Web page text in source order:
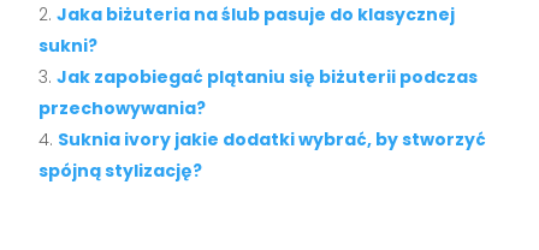
Jaka biżuteria na ślub pasuje do klasycznej
sukni?
Jak zapobiegać plątaniu się biżuterii podczas
przechowywania?
Suknia ivory jakie dodatki wybrać, by stworzyć
spójną stylizację?